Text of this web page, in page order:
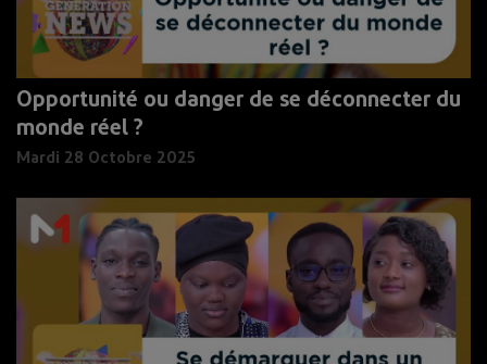
Opportunité ou danger de se déconnecter du
monde réel ?
Mardi 28 Octobre 2025